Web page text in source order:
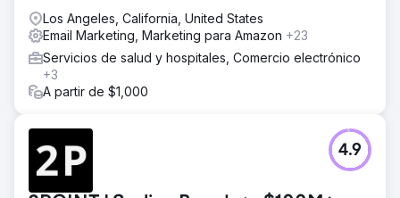
Los Angeles, California, United States
Email Marketing, Marketing para Amazon +23
Servicios de salud y hospitales, Comercio electrónico
+3
A partir de $1,000
4.9